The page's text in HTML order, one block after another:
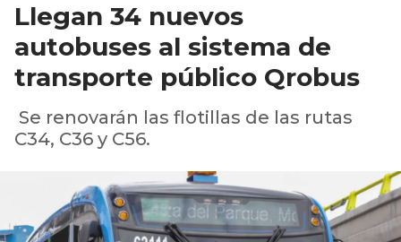
Llegan 34 nuevos
autobuses al sistema de
transporte público Qrobus
Se renovarán las flotillas de las rutas
C34, C36 y C56.